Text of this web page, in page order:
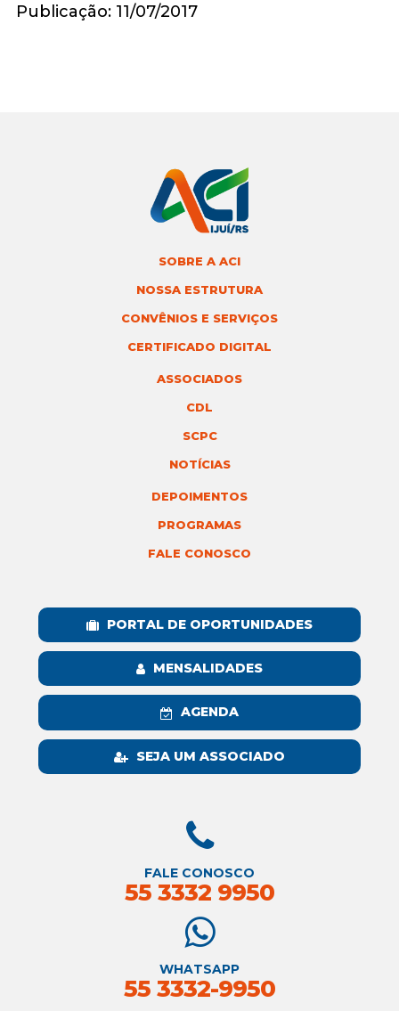
Publicação: 11/07/2017
SOBRE A ACI
NOSSA ESTRUTURA
CONVÊNIOS E SERVIÇOS
CERTIFICADO DIGITAL
ASSOCIADOS
CDL
SCPC
NOTÍCIAS
DEPOIMENTOS
PROGRAMAS
FALE CONOSCO
PORTAL DE OPORTUNIDADES
MENSALIDADES
AGENDA
SEJA UM ASSOCIADO
FALE CONOSCO
55 3332 9950
WHATSAPP
55 3332-9950